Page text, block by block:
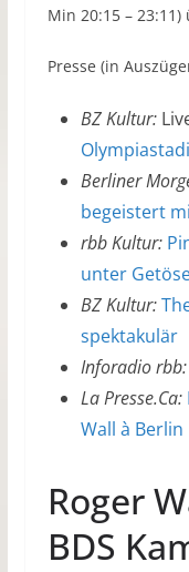
Min 20:15 – 23:11)
Presse (in
BZ Kultur:
Berliner
begeistert
rbb Kultur:
unter
BZ Kultur:
spektakulär
Inforadio rbb:
La Presse.Ca:
Wall à Berlin
Roger
BDS